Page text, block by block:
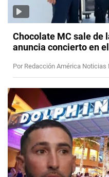
Chocolate MC sale de
anuncia concierto en
Por Redacción América Noticias